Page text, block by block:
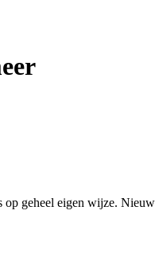
geheel eigen wijze.